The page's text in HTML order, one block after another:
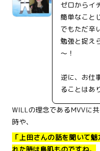
ゼロからイ
簡単なこと
でもただ辛
勉強と捉え
～！
逆に、お仕
ることはあ
WILLの理念であるMVVに
時や、
「上田さんの話を聞いて
れた時は鳥肌ものですね。